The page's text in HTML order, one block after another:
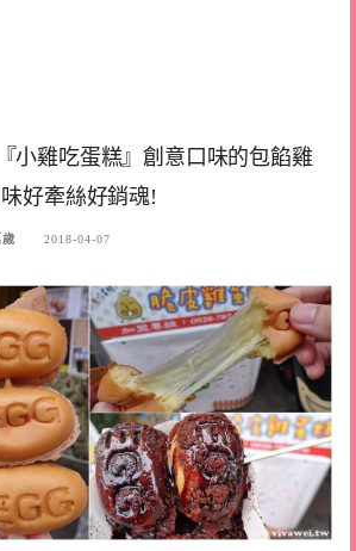
小雞吃蛋糕』創意口味的包餡雞
好牽絲好銷魂!
2018-04-07